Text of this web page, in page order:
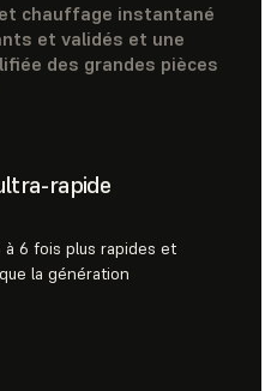
chauffage instantané
et validés et une
des grandes pièces
rapide
6 fois plus rapides et
la génération